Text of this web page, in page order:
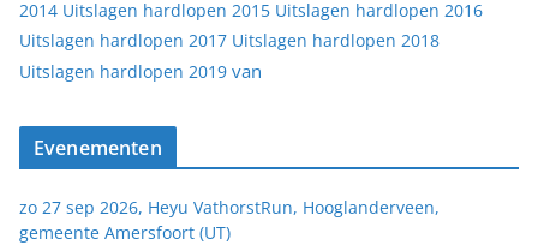
2014 Uitslagen hardlopen 2015 Uitslagen hardlopen 2016
Uitslagen hardlopen 2017 Uitslagen hardlopen 2018
Uitslagen hardlopen 2019 van
Evenementen
zo 27 sep 2026, Heyu VathorstRun, Hooglanderveen,
gemeente Amersfoort (UT)